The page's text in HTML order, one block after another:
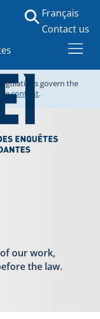
Français
Contact us
govern the
content.
our work,
the law.